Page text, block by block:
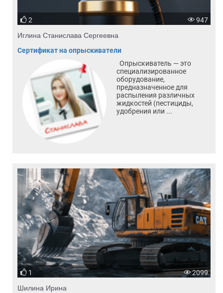
2 947
Иглина Станислава Сергеевна
Сертификат на опрыскиватели
Опрыскиватель — это
специализированное
оборудование,
предназначенное для
распыления различных
жидкостей (пестициды,
удобрения или ...
1 2099
Шилина Ирина